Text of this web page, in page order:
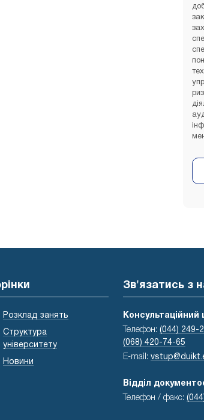
Розклад занять
Структура
університету
Новини
Зв'язатись з
Консультаційний
Телефон: (044) 249-
(068) 420-74-65
E-mail:
Відділ
Телефон / факс: